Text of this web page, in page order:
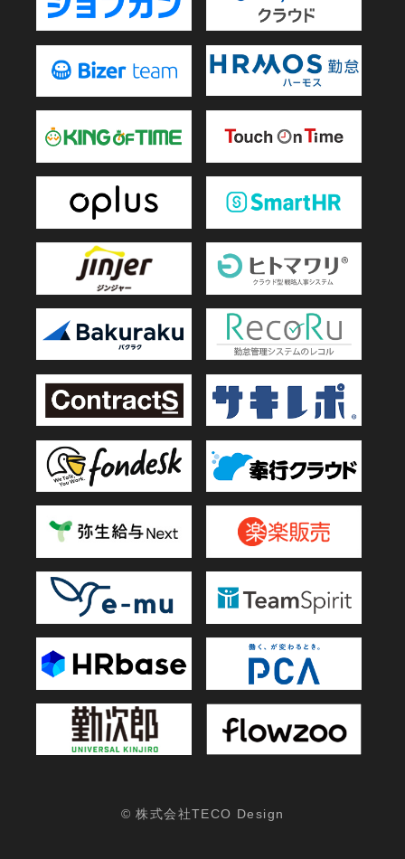
© 株式会社TECO Design